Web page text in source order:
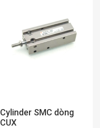
Cylinder SMC dòng
CUX